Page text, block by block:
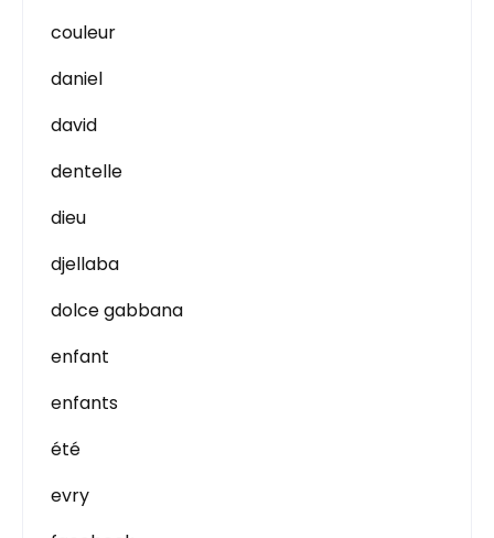
couleur
daniel
david
dentelle
dieu
djellaba
dolce gabbana
enfant
enfants
été
evry